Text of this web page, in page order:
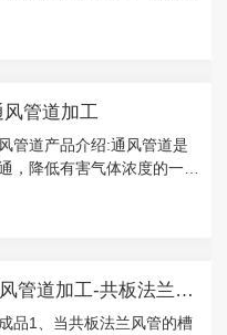
度的一种市政基础设施。
所用板材、型材以及其他主
管道加工
管道产品介绍:通风管道是
，降低有害气体浓度的一种
通风管，风管制作与安装所
及其他主要成品材料，应符
巴音郭楞通风管道加工-共板法兰风管成品
品1、当共板法兰风管的槽